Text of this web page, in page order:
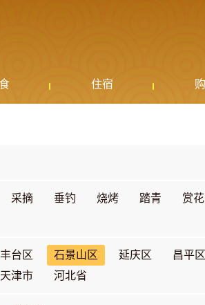
住宿
采摘 垂钓 烧烤 踏青
赏花
丰台区 石景山区 延庆区
昌平区
天津市 河北省